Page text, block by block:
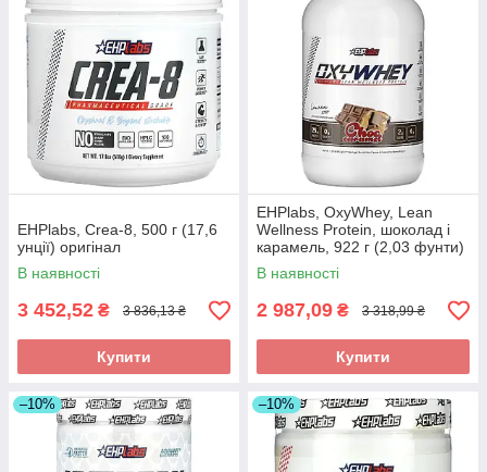
EHPlabs, Crea-8, 500 г (17,6
унції) оригінал
В наявності
3 452,52 ₴ 3 836,13 ₴
Купити
EHPlabs, OxyWhey, Lean
Wellness Protein, шоколад і
карамель, 922 г (2,03 фунти)
оригінал
В наявності
2 987,09 ₴ 3 318,99 ₴
Купити
–10% –10%